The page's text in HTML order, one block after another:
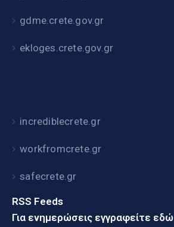
gdme.crete.gov.gr
ekloges.crete.gov.gr
incrediblecrete.gr
workfromcrete.gr
safecrete.gr
RSS Feeds
Για ενημερώσεις εγγραφείτε εδώ